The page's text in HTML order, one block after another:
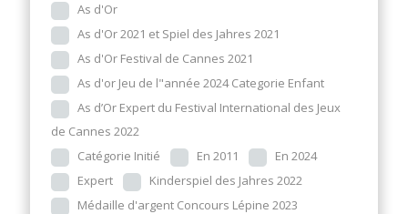
As d'Or
As d'Or 2021 et Spiel des Jahres 2021
As d'Or Festival de Cannes 2021
As d'or Jeu de l"année 2024 Categorie Enfant
As d’Or Expert du Festival International des Jeux
de Cannes 2022
Catégorie Initié
En 2011
En 2024
Expert
Kinderspiel des Jahres 2022
Médaille d'argent Concours Lépine 2023